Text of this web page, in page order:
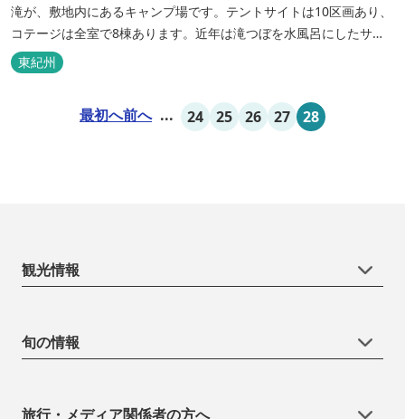
滝が、敷地内にあるキャンプ場です。テントサイトは10区画あり、
コテージは全室で8棟あります。近年は滝つぼを水風呂にしたサウ
ナが人気です。
東紀州
最初へ前へ ... 24 25 26 27 28
観光情報
旬の情報
旅行・メディア関係者の方へ